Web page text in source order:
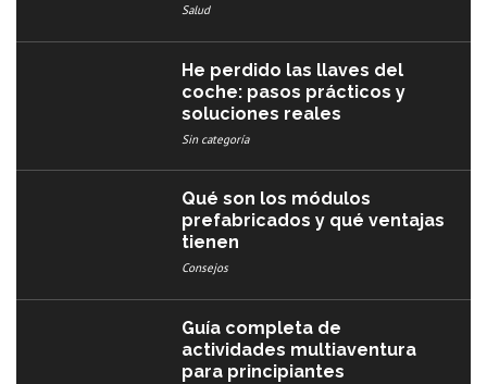
Salud
He perdido las llaves del
coche: pasos prácticos y
soluciones reales
Sin categoría
Qué son los módulos
prefabricados y qué ventajas
tienen
Consejos
Guía completa de
actividades multiaventura
para principiantes